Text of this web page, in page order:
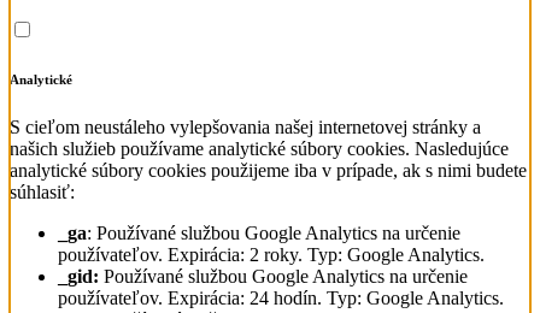
Analytické
S cieľom neustáleho vylepšovania našej internetovej stránky a
našich služieb používame analytické súbory cookies. Nasledujúce
analytické súbory cookies použijeme iba v prípade, ak s nimi budete
súhlasiť:
_ga: Používané službou Google Analytics na určenie
používateľov. Expirácia: 2 roky. Typ: Google Analytics.
_gid: Používané službou Google Analytics na určenie
používateľov. Expirácia: 24 hodín. Typ: Google Analytics.